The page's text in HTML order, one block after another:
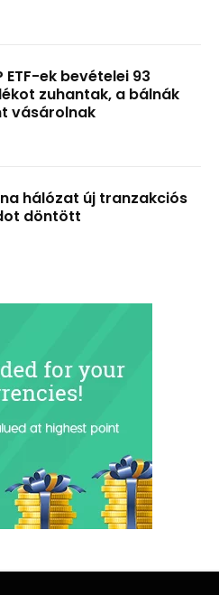
ETF-ek bevételei 93
zuhantak, a bálnák
vásárolnak
hálózat új tranzakciós
döntött